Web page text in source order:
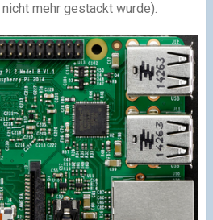
mehr gestackt wurde).